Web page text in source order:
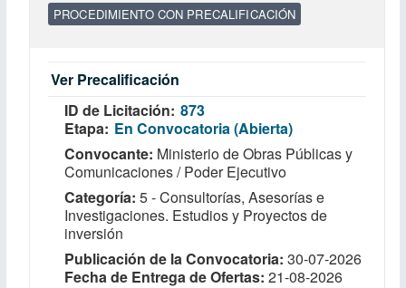
PROCEDIMIENTO CON PRECALIFICACIÓN
Ver Precalificación
ID de Licitación 873
Etapa En Convocatoria (Abierta)
Convocante Ministerio de Obras Públicas y
Comunicaciones / Poder Ejecutivo
Categoría 5 - Consultorías, Asesorías e
Investigaciones. Estudios y Proyectos de
inversión
Publicación de la Convocatoria 30-07-2026
Fecha de Entrega de Ofertas 21-08-2026